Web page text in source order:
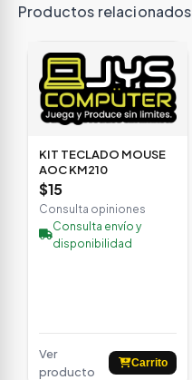
Productos relacionados
KIT TECLADO MOUSE
AOC KM210
$15
Consulta opiniones
Consulta envío y
disponibilidad
Ver
producto
Carrito